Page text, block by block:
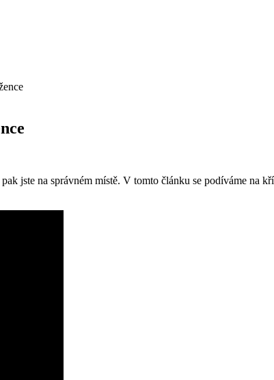
jste na správném místě. V tomto článku se podíváme na